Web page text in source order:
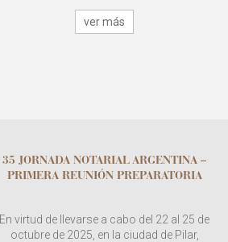
ver más
35 JORNADA NOTARIAL ARGENTINA –
PRIMERA REUNIÓN PREPARATORIA
En virtud de llevarse a cabo del 22 al 25 de
octubre de 2025, en la ciudad de Pilar,